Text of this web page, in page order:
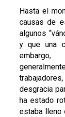
Hasta el
causas de
algunos
y que una
embargo,
desgracia
ha estado
estaba lleno